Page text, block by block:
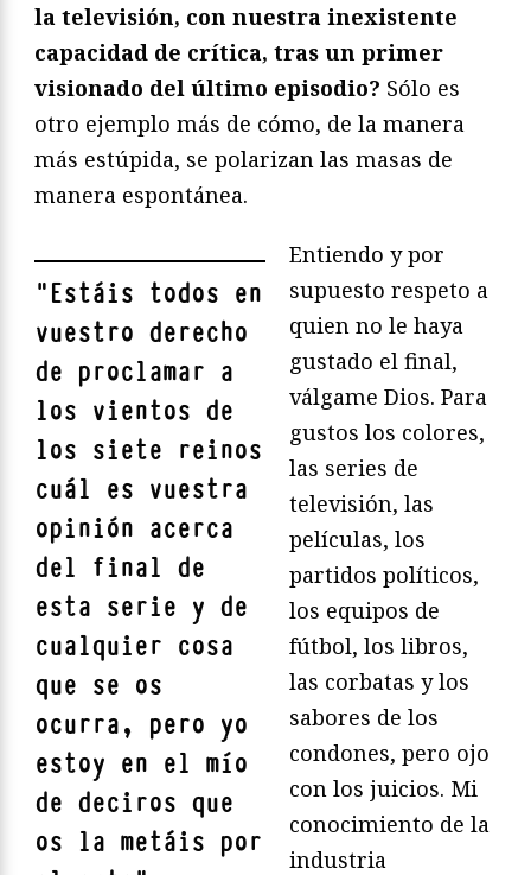
la televisión, con nuestra inexistente
capacidad de crítica, tras un primer
visionado del último episodio? Sólo es
otro ejemplo más de cómo, de la manera
más estúpida, se polarizan las masas de
manera espontánea.
"Estáis todos en
vuestro derecho
de proclamar a
los vientos de
los siete reinos
cuál es vuestra
opinión acerca
del final de
esta serie y de
cualquier cosa
que se os
ocurra, pero yo
estoy en el mío
de deciros que
os la metáis por
Entiendo y por
supuesto respeto a
quien no le haya
gustado el final,
válgame Dios. Para
gustos los colores,
las series de
televisión, las
películas, los
partidos políticos,
los equipos de
fútbol, los libros,
las corbatas y los
sabores de los
condones, pero ojo
con los juicios. Mi
conocimiento de la
industria